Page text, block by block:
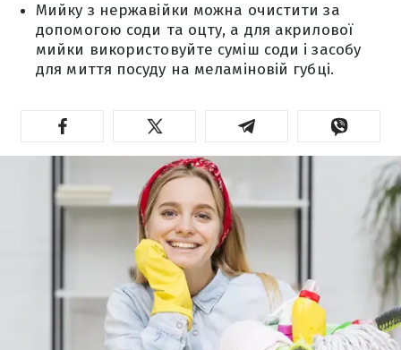
Мийку з нержавійки можна очистити за
допомогою соди та оцту, а для акрилової
мийки використовуйте суміш соди і засобу
для миття посуду на меламіновій губці.